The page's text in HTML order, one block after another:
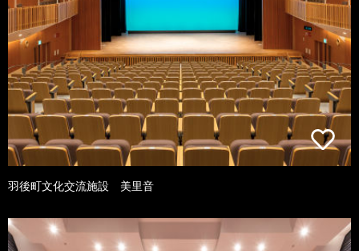
羽後町文化交流施設 美里音